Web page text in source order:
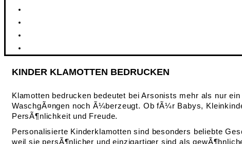
KINDER KLAMOTTEN BEDRUCKEN
Klamotten bedrucken bedeutet bei Arsonists mehr als nur
WaschgÃ¤ngen noch Ã¼berzeugt. Ob fÃ¼r Babys,
PersÃ¶nlichkeit und Freude.
Personalisierte Kinderklamotten sind besonders beliebte
weil sie persÃ¶nlicher und einzigartiger sind als